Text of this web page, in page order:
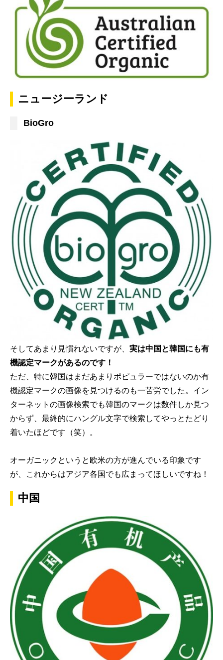
ニュージーランド
BioGro
そしてあまり見慣れないですが、 実は中国と韓国にも有
機認定マークがあるのです！
ただ、特に韓国はまだあまりポピュラーではないのか有
機認定マークの画像を見つけるのも一苦労でした。イン
ターネットの画像検索でも韓国のマークは数件しか見つ
からず、最終的にハングル文字で検索してやっとたどり
着いたほどです（笑）。
オーガニックというと欧米の方が進んでいる印象です
が、これからはアジア各国でも広まってほしいですね！
中国